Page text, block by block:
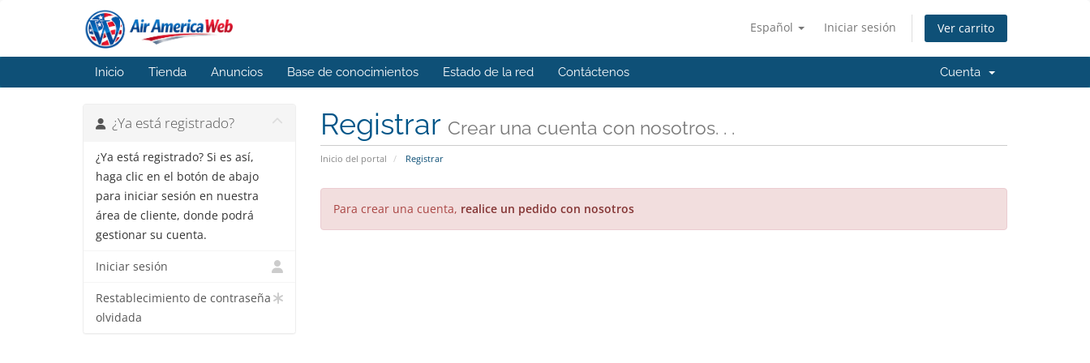
Español Iniciar sesión Ver carrito
Inicio Tienda Anuncios Base de conocimientos Estado de la red Contáctenos Cuenta
Registrar Crear una cuenta con nosotros. . .
Inicio del portal Registrar
¿Ya está registrado?
¿Ya está registrado? Si es así,
haga clic en el botón de abajo
para iniciar sesión en nuestra
área de cliente, donde podrá
gestionar su cuenta.
Iniciar sesión
Restablecimiento de contraseña
olvidada
Para crear una cuenta, realice un pedido con nosotros